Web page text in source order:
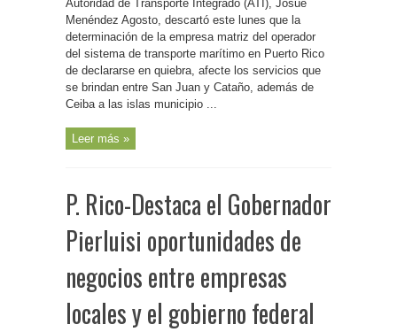
la
ATI
que
servicio
de
lanchas
se
Autoridad de Transporte Integrado (ATI), Josué
Menéndez Agosto, descartó este lunes que la
determinación de la empresa matriz del operador
del sistema de transporte marítimo en Puerto Rico
de declararse en quiebra, afecte los servicios que
se brindan entre San Juan y Cataño, además de
Ceiba a las islas municipio ...
Leer más »
P. Rico-Destaca el Gobernador
Pierluisi oportunidades de
negocios entre empresas
locales y el gobierno federal